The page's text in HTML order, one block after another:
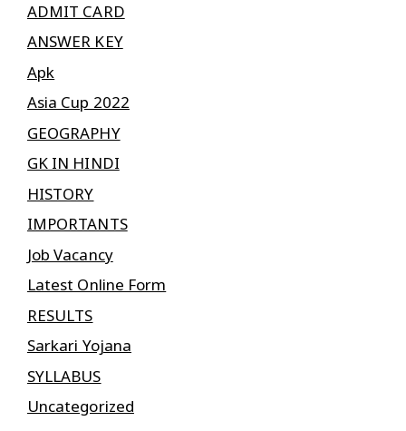
ADMIT CARD
ANSWER KEY
Apk
Asia Cup 2022
GEOGRAPHY
GK IN HINDI
HISTORY
IMPORTANTS
Job Vacancy
Latest Online Form
RESULTS
Sarkari Yojana
SYLLABUS
Uncategorized